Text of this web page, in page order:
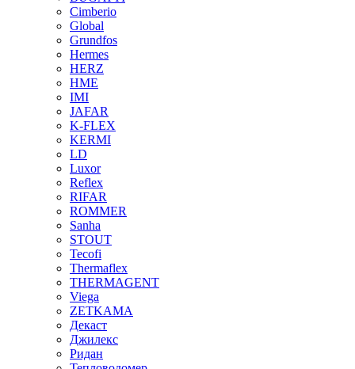
Cimberio
Global
Grundfos
Hermes
HERZ
HME
IMI
JAFAR
K-FLEX
KERMI
LD
Luxor
Reflex
RIFAR
ROMMER
Sanha
STOUT
Tecofi
Thermaflex
THERMAGENT
Viega
ZETKAMA
Декаст
Джилекс
Ридан